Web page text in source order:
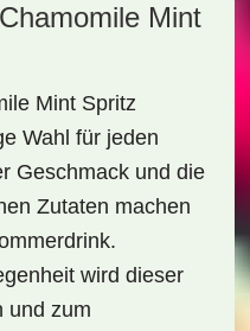
Mint
Mint Spritz
Wahl für jeden
Geschmack und die
Zutaten machen
wird dieser
und zum